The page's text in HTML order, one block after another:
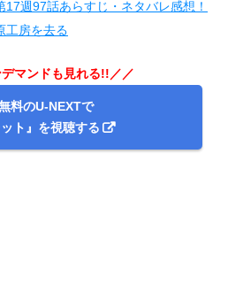
週97話あらすじ・ネタバレ感想！
工房を去る
マンドも見れる!!／／
料のU-NEXTで
ット』を視聴する